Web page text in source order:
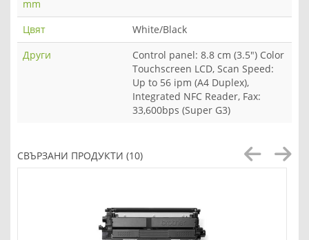
mm
Цвят
White/Black
Други
Control panel: 8.8 cm (3.5") Color
Touchscreen LCD, Scan Speed:
Up to 56 ipm (A4 Duplex),
Integrated NFC Reader, Fax:
33,600bps (Super G3)
СВЪРЗАНИ ПРОДУКТИ (10)